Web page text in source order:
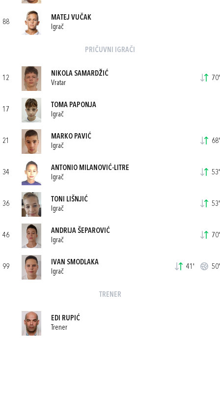
88
MATEJ VUČAK
Igrač
PRIČUVNI IGRAČI
12
NIKOLA SAMARDŽIĆ
Vratar
70'
17
TOMA PAPONJA
Igrač
21
MARKO PAVIĆ
Igrač
68'
34
ANTONIO MILANOVIĆ-LITRE
Igrač
53'
36
TONI LIŠNJIĆ
Igrač
53'
46
ANDRIJA ŠEPAROVIĆ
Igrač
70'
99
IVAN SMODLAKA
Igrač
41' 50'
TRENER
EDI RUPIĆ
Trener